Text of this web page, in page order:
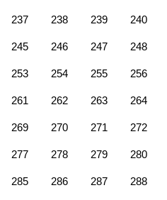
237 238 239 240
245 246 247 248
253 254 255 256
261 262 263 264
269 270 271 272
277 278 279 280
285 286 287 288